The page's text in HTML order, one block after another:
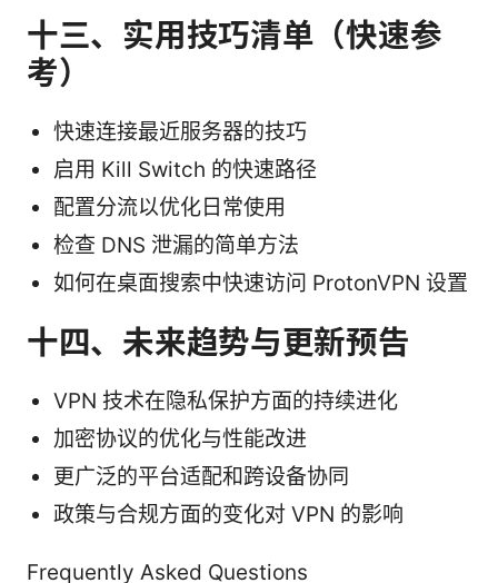
十三、实用技巧清单（快速参
考）
快速连接最近服务器的技巧
启用 Kill Switch 的快速路径
配置分流以优化日常使用
检查 DNS 泄漏的简单方法
如何在桌面搜索中快速访问 ProtonVPN 设置
十四、未来趋势与更新预告
VPN 技术在隐私保护方面的持续进化
加密协议的优化与性能改进
更广泛的平台适配和跨设备协同
政策与合规方面的变化对 VPN 的影响
Frequently Asked Questions